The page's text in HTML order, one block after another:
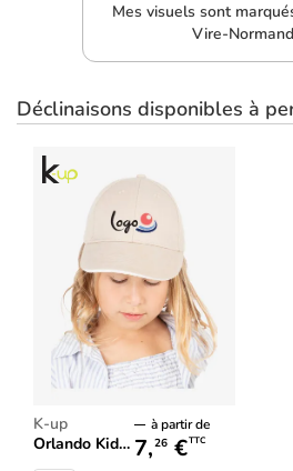
Mes visuels sont
Vire-
Déclinaisons disponibles à
K-up
Orlando Kids - Casquette 6 panneaux
à partir de
7,26 €TTC